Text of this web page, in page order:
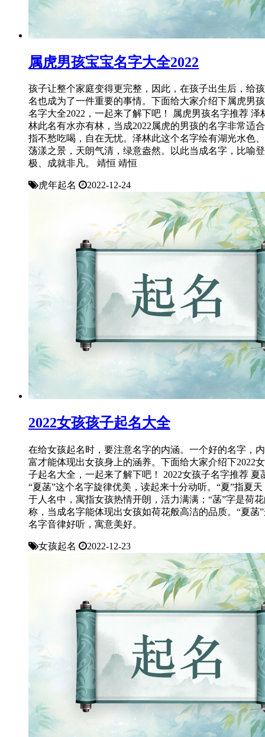
属虎男孩宝宝名字大全2022
孩子让整个家庭变得更完整，因此，在孩子出生后，给
名也成为了一件重要的事情。下面给大家介绍下属虎男
名字大全2022，一起来了解下吧！ 属虎男孩名字推荐 泽
林此名有水亦有林，当成2022属虎的男孩的名字非常适
指不愁吃喝，自在无忧。泽林此这个名字绘有湖光水色
荡漾之景，天朗气清，绿意盎然。以此当成名字，比喻
极、成就非凡。 靖恒 靖恒
虎年起名 2022-12-24
2022女孩孩子起名大全
在给女孩起名时，要注意名字的内涵。一个好的名字，
富才能体现出女孩身上的涵养。下面给大家介绍下2022
子起名大全，一起来了解下吧！ 2022女孩子名字推荐 夏
“夏菡”这个名字旋律优美，读起来十分动听。“夏”指夏天
于人名中，寓指女孩热情开朗，活力满满；“菡”字是荷
称，当成名字能体现出女孩如荷花般高洁的品质。“夏菡
名字音律好听，寓意美好。
女孩起名 2022-12-23